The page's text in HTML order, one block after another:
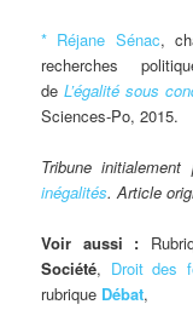
* Réjane Sénac,
recherches
de L’égalité sous
Sciences-Po, 2015.
Tribune
inégalités. Article
Voir aussi :
Société, Droit des
rubrique Débat,